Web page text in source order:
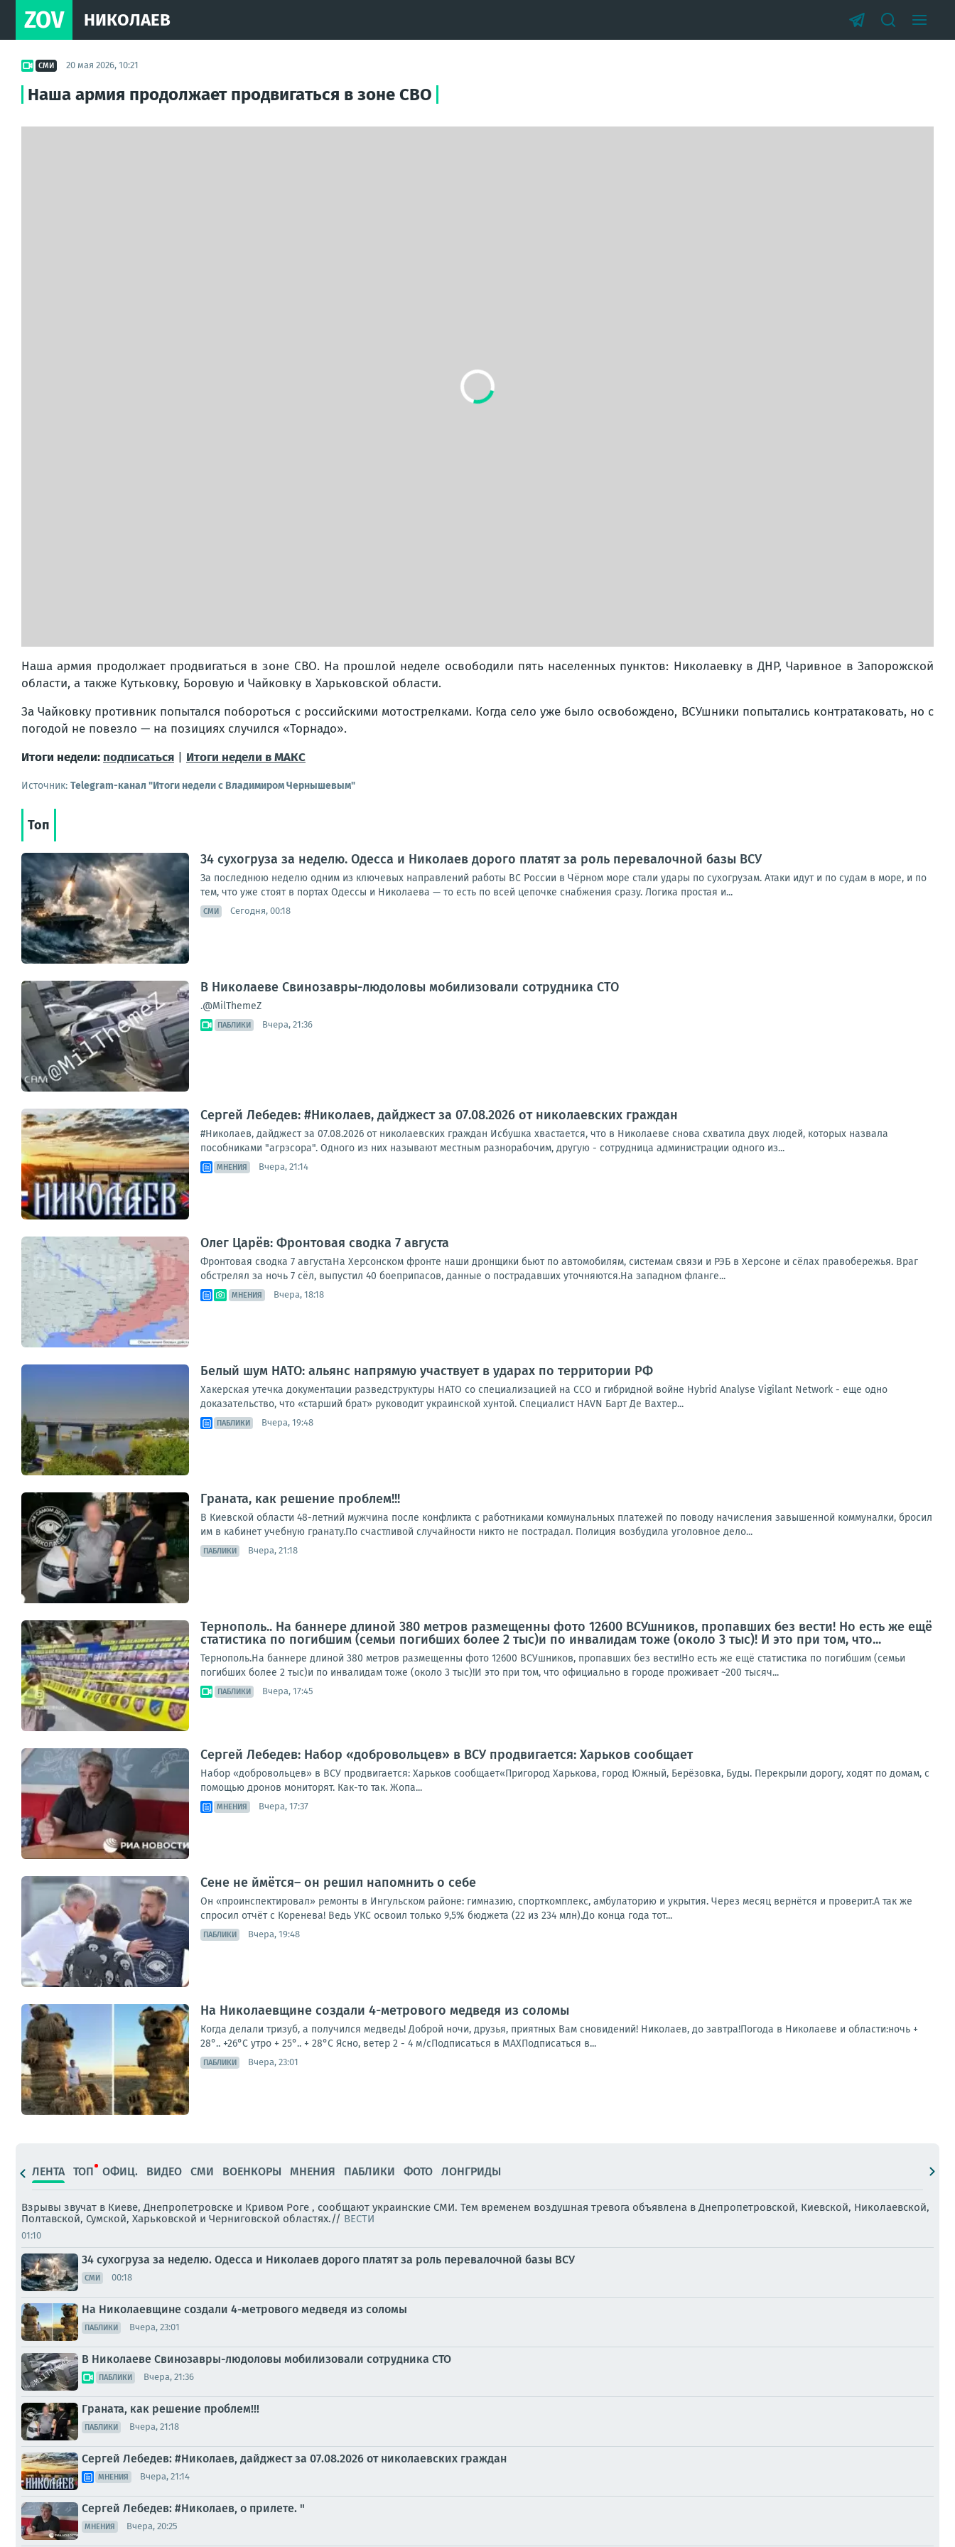
ZOV НИКОЛАЕВ
СМИ 20 мая 2026, 10:21
Наша армия продолжает продвигаться в зоне СВО
Наша армия продолжает продвигаться в зоне СВО. На прошлой неделе освободили пять населенных пунктов: Николаевку в ДНР, Чаривное в Запорожской
области, а также Кутьковку, Боровую и Чайковку в Харьковской области.
За Чайковку противник попытался побороться с российскими мотострелками. Когда село уже было освобождено, ВСУшники попытались контратаковать, но с
погодой не повезло — на позициях случился «Торнадо».
Итоги недели: подписаться Итоги недели в МАКС
Источник: Telegram-канал "Итоги недели с Владимиром Чернышевым"
Топ
34 сухогруза за неделю. Одесса и Николаев дорого платят за роль перевалочной базы ВСУ
За последнюю неделю одним из ключевых направлений работы ВС России в Чёрном море стали удары по сухогрузам. Атаки идут и по судам в море, и по
тем, что уже стоят в портах Одессы и Николаева — то есть по всей цепочке снабжения сразу. Логика простая и...
СМИ Сегодня, 00:18
В Николаеве Свинозавры-людоловы мобилизовали сотрудника СТО
.@MilThemeZ
ПАБЛИКИ Вчера, 21:36
Сергей Лебедев: #Николаев, дайджест за 07.08.2026 от николаевских граждан
#Николаев, дайджест за 07.08.2026 от николаевских граждан Исбушка хвастается, что в Николаеве снова схватила двух людей, которых назвала
пособниками "агрэсора". Одного из них называют местным разнорабочим, другую - сотрудница администрации одного из...
МНЕНИЯ Вчера, 21:14
Олег Царёв: Фронтовая сводка 7 августа
Фронтовая сводка 7 августаНа Херсонском фронте наши дронщики бьют по автомобилям, системам связи и РЭБ в Херсоне и сёлах правобережья. Враг
обстрелял за ночь 7 сёл, выпустил 40 боеприпасов, данные о пострадавших уточняются.На западном фланге...
МНЕНИЯ Вчера, 18:18
Белый шум НАТО: альянс напрямую участвует в ударах по территории РФ
Хакерская утечка документации разведструктуры НАТО со специализацией на ССО и гибридной войне Hybrid Analyse Vigilant Network - еще одно
доказательство, что «старший брат» руководит украинской хунтой. Специалист HAVN Барт Де Вахтер...
ПАБЛИКИ Вчера, 19:48
Граната, как решение проблем!!!
В Киевской области 48-летний мужчина после конфликта с работниками коммунальных платежей по поводу начисления завышенной коммуналки, бросил
им в кабинет учебную гранату.По счастливой случайности никто не пострадал. Полиция возбудила уголовное дело...
ПАБЛИКИ Вчера, 21:18
Тернополь.. На баннере длиной 380 метров размещенны фото 12600 ВСУшников, пропавших без вести! Но есть же ещё
статистика по погибшим (семьи погибших более 2 тыс)и по инвалидам тоже (около 3 тыс)! И это при том, что...
Тернополь.На баннере длиной 380 метров размещенны фото 12600 ВСУшников, пропавших без вести!Но есть же ещё статистика по погибшим (семьи
погибших более 2 тыс)и по инвалидам тоже (около 3 тыс)!И это при том, что официально в городе проживает ~200 тысяч...
ПАБЛИКИ Вчера, 17:45
Сергей Лебедев: Набор «добровольцев» в ВСУ продвигается: Харьков сообщает
Набор «добровольцев» в ВСУ продвигается: Харьков сообщает«Пригород Харькова, город Южный, Берёзовка, Буды. Перекрыли дорогу, ходят по домам, с
помощью дронов мониторят. Как-то так. Жопа...
МНЕНИЯ Вчера, 17:37
Сене не ймётся– он решил напомнить о себе
Он «проинспектировал» ремонты в Ингульском районе: гимназию, спорткомплекс, амбулаторию и укрытия. Через месяц вернётся и проверит.А так же
спросил отчёт с Коренева! Ведь УКС освоил только 9,5% бюджета (22 из 234 млн).До конца года тот...
ПАБЛИКИ Вчера, 19:48
На Николаевщине создали 4-метрового медведя из соломы
Когда делали тризуб, а получился медведь! Доброй ночи, друзья, приятных Вам сновидений! Николаев, до завтра!Погода в Николаеве и области:ночь +
28°.. +26°С утро + 25°.. + 28°С Ясно, ветер 2 - 4 м/сПодписаться в МАХПодписаться в...
ПАБЛИКИ Вчера, 23:01
ЛЕНТА ТОП ОФИЦ. ВИДЕО СМИ ВОЕНКОРЫ МНЕНИЯ ПАБЛИКИ ФОТО ЛОНГРИДЫ
Взрывы звучат в Киеве, Днепропетровске и Кривом Роге , сообщают украинские СМИ. Тем временем воздушная тревога объявлена в Днепропетровской, Киевской, Николаевской,
Полтавской, Сумской, Харьковской и Черниговской областях.// ВЕСТИ
01:10
34 сухогруза за неделю. Одесса и Николаев дорого платят за роль перевалочной базы ВСУ
СМИ 00:18
На Николаевщине создали 4-метрового медведя из соломы
ПАБЛИКИ Вчера, 23:01
В Николаеве Свинозавры-людоловы мобилизовали сотрудника СТО
ПАБЛИКИ Вчера, 21:36
Граната, как решение проблем!!!
ПАБЛИКИ Вчера, 21:18
Сергей Лебедев: #Николаев, дайджест за 07.08.2026 от николаевских граждан
МНЕНИЯ Вчера, 21:14
Сергей Лебедев: #Николаев, о прилете. "
МНЕНИЯ Вчера, 20:25